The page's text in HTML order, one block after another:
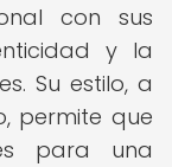
con sus
y la
Su estilo, a
permite que
para una